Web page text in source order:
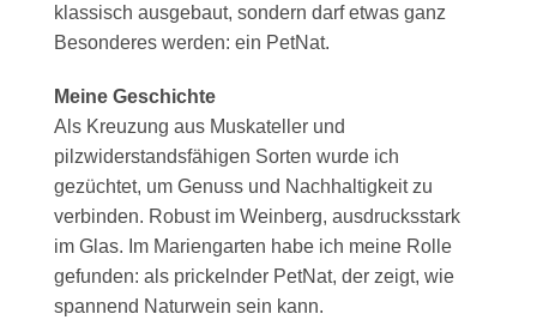
klassisch ausgebaut, sondern darf etwas ganz
Besonderes werden: ein PetNat.
Meine Geschichte
Als Kreuzung aus Muskateller und
pilzwiderstandsfähigen Sorten wurde ich
gezüchtet, um Genuss und Nachhaltigkeit zu
verbinden. Robust im Weinberg, ausdrucksstark
im Glas. Im Mariengarten habe ich meine Rolle
gefunden: als prickelnder PetNat, der zeigt, wie
spannend Naturwein sein kann.